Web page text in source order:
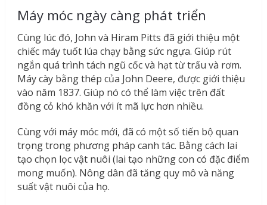
Máy móc ngày càng phát triển
Cùng lúc đó, John và Hiram Pitts đã giới thiệu một
chiếc máy tuốt lúa chạy bằng sức ngựa. Giúp rút
ngắn quá trình tách ngũ cốc và hạt từ trấu và rơm.
Máy cày bằng thép của John Deere, được giới thiệu
vào năm 1837. Giúp nó có thể làm việc trên đất
đồng cỏ khó khăn với ít mã lực hơn nhiều.
Cùng với máy móc mới, đã có một số tiến bộ quan
trọng trong phương pháp canh tác. Bằng cách lai
tạo chọn lọc vật nuôi (lai tạo những con có đặc điểm
mong muốn). Nông dân đã tăng quy mô và năng
suất vật nuôi của họ.